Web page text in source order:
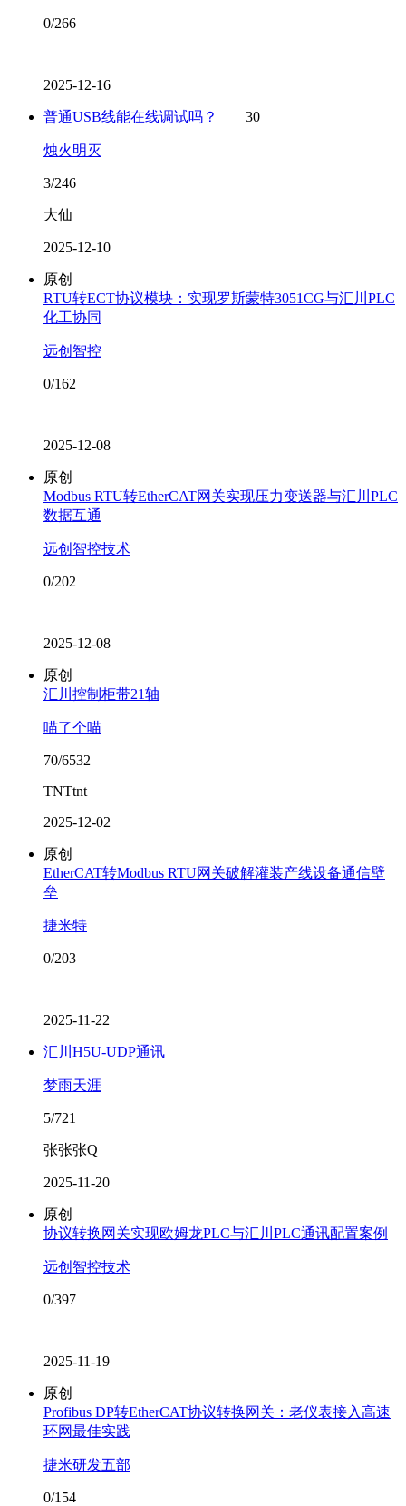
0/266
2025-12-16
普通USB线能在线调试吗？ 30
烛火明灭
3/246
大仙
2025-12-10
原创
RTU转ECT协议模块：实现罗斯蒙特3051CG与汇川PLC
化工协同
远创智控
0/162
2025-12-08
原创
Modbus RTU转EtherCAT网关实现压力变送器与汇川PLC
数据互通
远创智控技术
0/202
2025-12-08
原创
汇川控制柜带21轴
喵了个喵
70/6532
TNTtnt
2025-12-02
原创
EtherCAT转Modbus RTU网关破解灌装产线设备通信壁
垒
捷米特
0/203
2025-11-22
汇川H5U-UDP通讯
梦雨天涯
5/721
张张张Q
2025-11-20
原创
协议转换网关实现欧姆龙PLC与汇川PLC通讯配置案例
远创智控技术
0/397
2025-11-19
原创
Profibus DP转EtherCAT协议转换网关：老仪表接入高速
环网最佳实践
捷米研发五部
0/154